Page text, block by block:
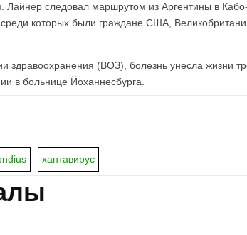
Лайнер следовал маршрутом из Аргентины в
которых были граждане США,
(ВОЗ), болезнь унесла жизни
в больнице Йоханнесбурга.
хантавирус